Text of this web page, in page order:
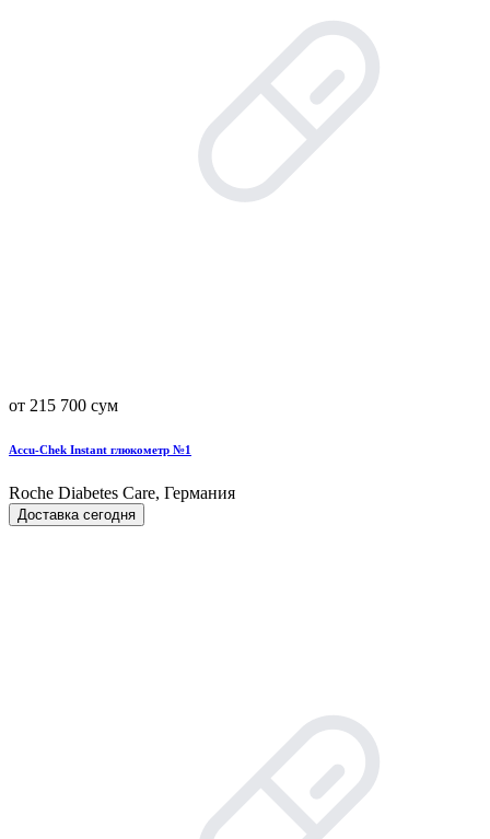
от 215 700 сум
Accu-Chek Instant глюкометр №1
Roche Diabetes Care, Германия
Доставка сегодня